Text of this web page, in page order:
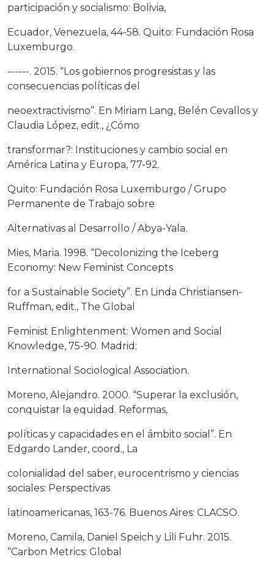
participación y socialismo: Bolivia,
Ecuador, Venezuela, 44-58. Quito: Fundación Rosa
Luxemburgo.
------. 2015. “Los gobiernos progresistas y las
consecuencias políticas del
neoextractivismo”. En Miriam Lang, Belén Cevallos y
Claudia López, edit., ¿Cómo
transformar?: Instituciones y cambio social en
América Latina y Europa, 77-92.
Quito: Fundación Rosa Luxemburgo / Grupo
Permanente de Trabajo sobre
Alternativas al Desarrollo / Abya-Yala.
Mies, Maria. 1998. “Decolonizing the Iceberg
Economy: New Feminist Concepts
for a Sustainable Society”. En Linda Christiansen-
Ruffman, edit., The Global
Feminist Enlightenment: Women and Social
Knowledge, 75-90. Madrid:
International Sociological Association.
Moreno, Alejandro. 2000. “Superar la exclusión,
conquistar la equidad. Reformas,
políticas y capacidades en el ámbito social”. En
Edgardo Lander, coord., La
colonialidad del saber, eurocentrismo y ciencias
sociales: Perspectivas
latinoamericanas, 163-76. Buenos Aires: CLACSO.
Moreno, Camila, Daniel Speich y Lili Fuhr. 2015.
“Carbon Metrics: Global